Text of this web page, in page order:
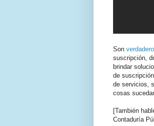
Son
suscripción,
brindar
de
de servicios,
cosas
[También
Contaduría